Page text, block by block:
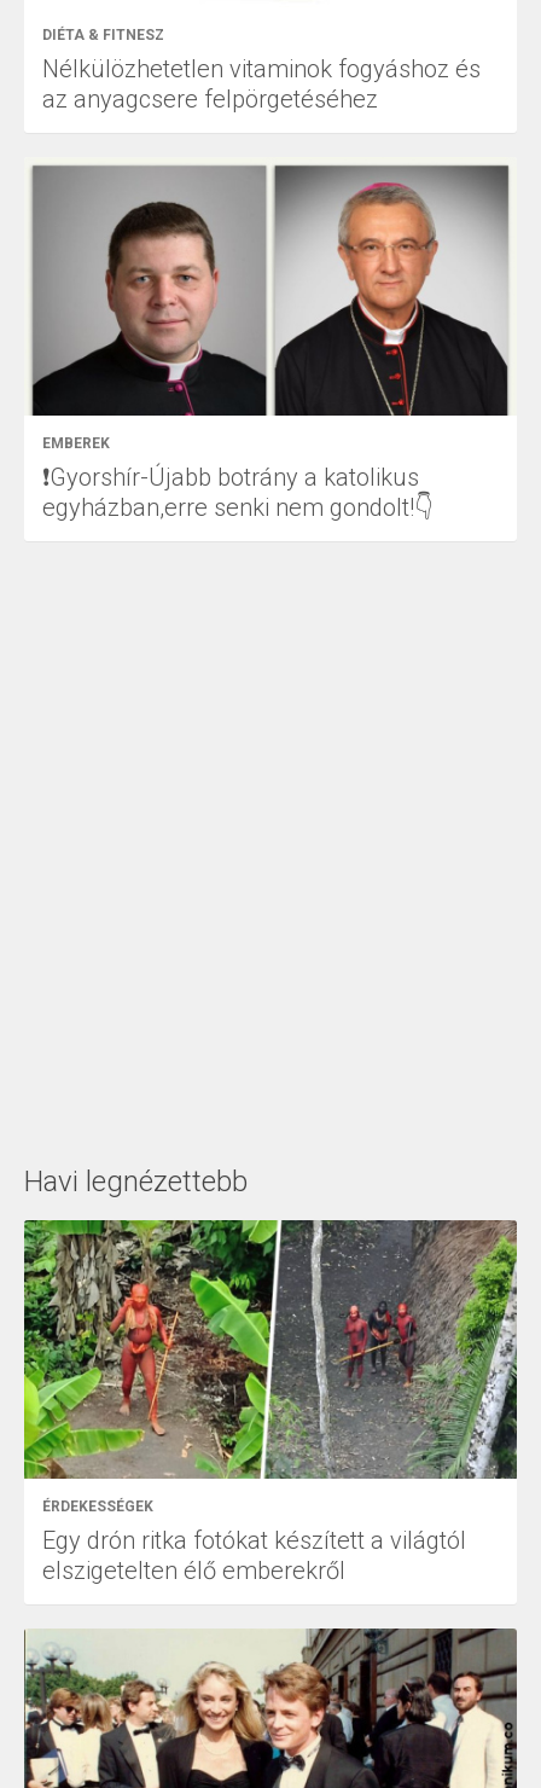
DIÉTA & FITNESZ
Nélkülözhetetlen vitaminok fogyáshoz és
az anyagcsere felpörgetéséhez
EMBEREK
❗Gyorshír-Újabb botrány a katolikus
egyházban,erre senki nem gondolt!👇
Havi legnézettebb
ÉRDEKESSÉGEK
Egy drón ritka fotókat készített a világtól
elszigetelten élő emberekről